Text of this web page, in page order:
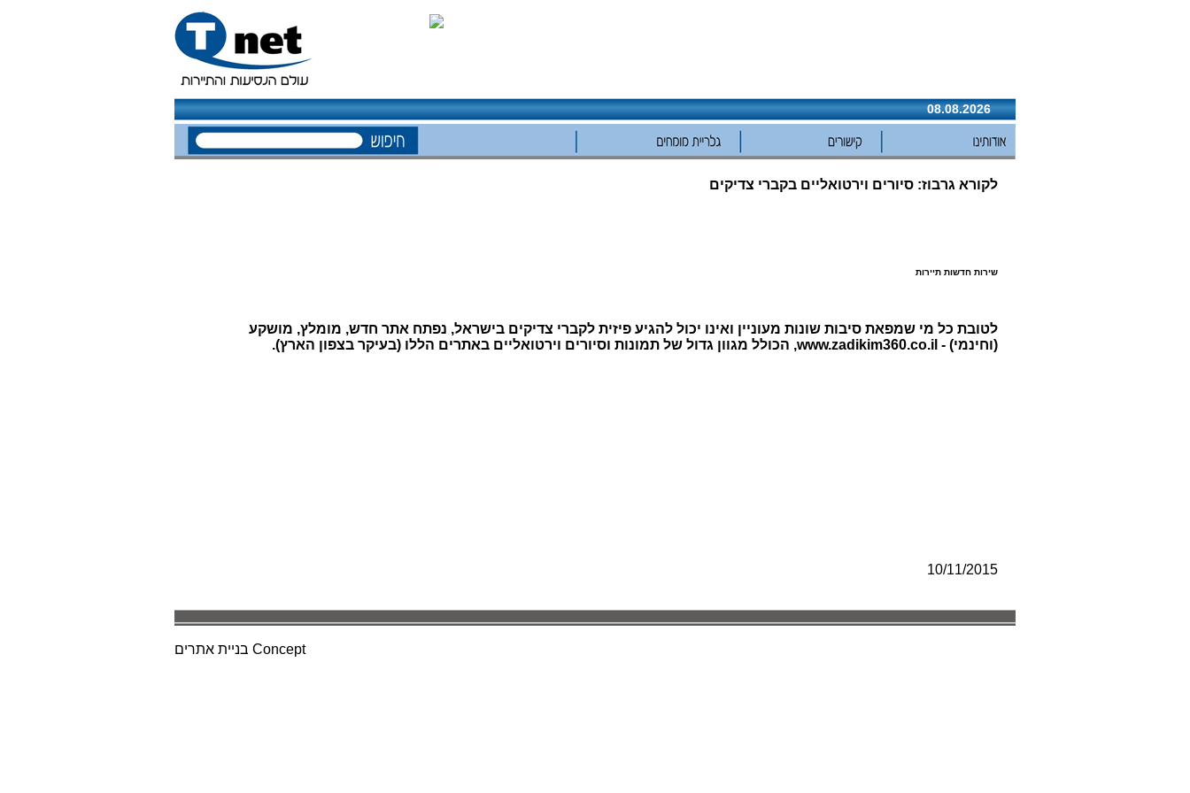
08.08.2026
לקורא גרבוז: סיורים וירטואליים בקברי צדיקים
שירות חדשות תיירות
לטובת כל מי שמפאת סיבות שונות מעוניין ואינו יכול להגיע פיזית לקברי צדיקים בישראל, נפתח אתר חדש, מומלץ, מושקע
(וחינמי) - www.zadikim360.co.il, הכולל מגוון גדול של תמונות וסיורים וירטואליים באתרים הללו (בעיקר בצפון הארץ).
10/11/2015
בניית אתרים Concept